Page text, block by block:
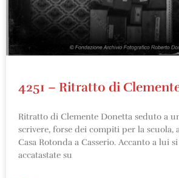
4251 – Ritratto di
Ritratto di Clemente Donetta seduto a
scrivere, forse dei compiti per la scuola,
Casa Rotonda a Casserio. Accanto a lui
accatastate su